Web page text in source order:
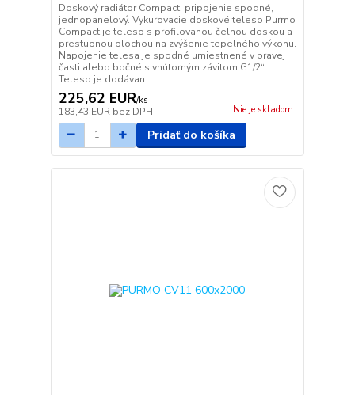
Doskový radiátor Compact, pripojenie spodné,
jednopanelový. Vykurovacie doskové teleso Purmo
Compact je teleso s profilovanou čelnou doskou a
prestupnou plochou na zvýšenie tepelného výkonu.
Napojenie telesa je spodné umiestnené v pravej
časti alebo bočné s vnútorným závitom G1/2“.
Teleso je dodávan...
225,62 EUR/ks
183,43 EUR bez DPH Nie je skladom
Pridať do košíka